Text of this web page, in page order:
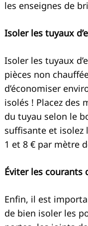
les enseignes de
Isoler les tuyaux
Isoler les tuyaux
pièces non
d’économiser
isolés ! Placez des
du tuyau selon le
suffisante et isolez
1 et 8 € par mètre
Éviter les courants
Enfin, il est
de bien isoler les